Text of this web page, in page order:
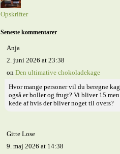
Opskrifter
Seneste kommentarer
Anja
2. juni 2026 at 23:38
on Den ultimative chokoladekage
Hvor mange personer vil du beregne
også er boller og frugt? Vi bliver 15
kede af hvis der bliver noget til overs?
Gitte Lose
9. maj 2026 at 14:38